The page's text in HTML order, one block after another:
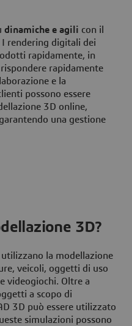
dinamiche e agili con il
rendering digitali dei
rapidamente, in
rapidamente
e la
possono essere
3D online,
una gestione
3D?
la modellazione
veicoli, oggetti di uso
videogiochi. Oltre a
a scopo di
3D può essere utilizzato
simulazioni possono